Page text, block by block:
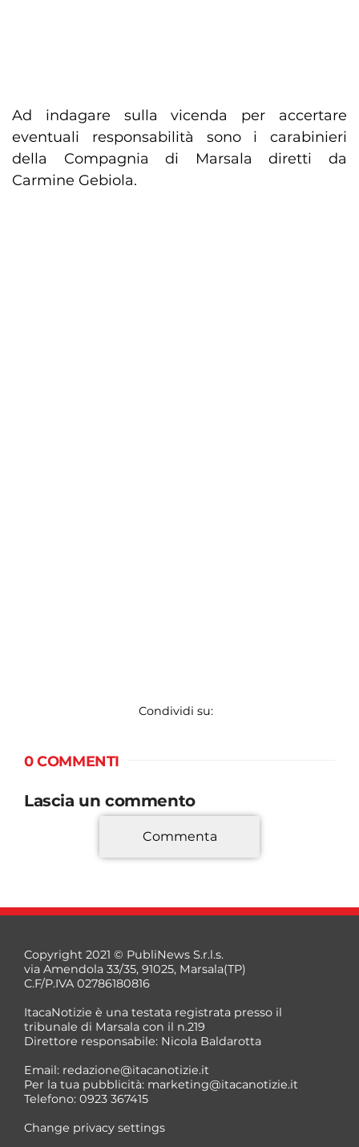
Ad indagare sulla vicenda per accertare
eventuali responsabilità sono i carabinieri
della Compagnia di Marsala diretti da
Carmine Gebiola.
Condividi su:
0 COMMENTI
Lascia un commento
*
*
Commenta
Copyright 2021 © PubliNews S.r.l.s.
via Amendola 33/35, 91025, Marsala(TP)
C.F/P.IVA 02786180816
ItacaNotizie è una testata registrata presso il
tribunale di Marsala con il n.219
Direttore responsabile: Nicola Baldarotta
Email: redazione@itacanotizie.it
Per la tua pubblicità: marketing@itacanotizie.it
Telefono: 0923 367415
Change privacy settings